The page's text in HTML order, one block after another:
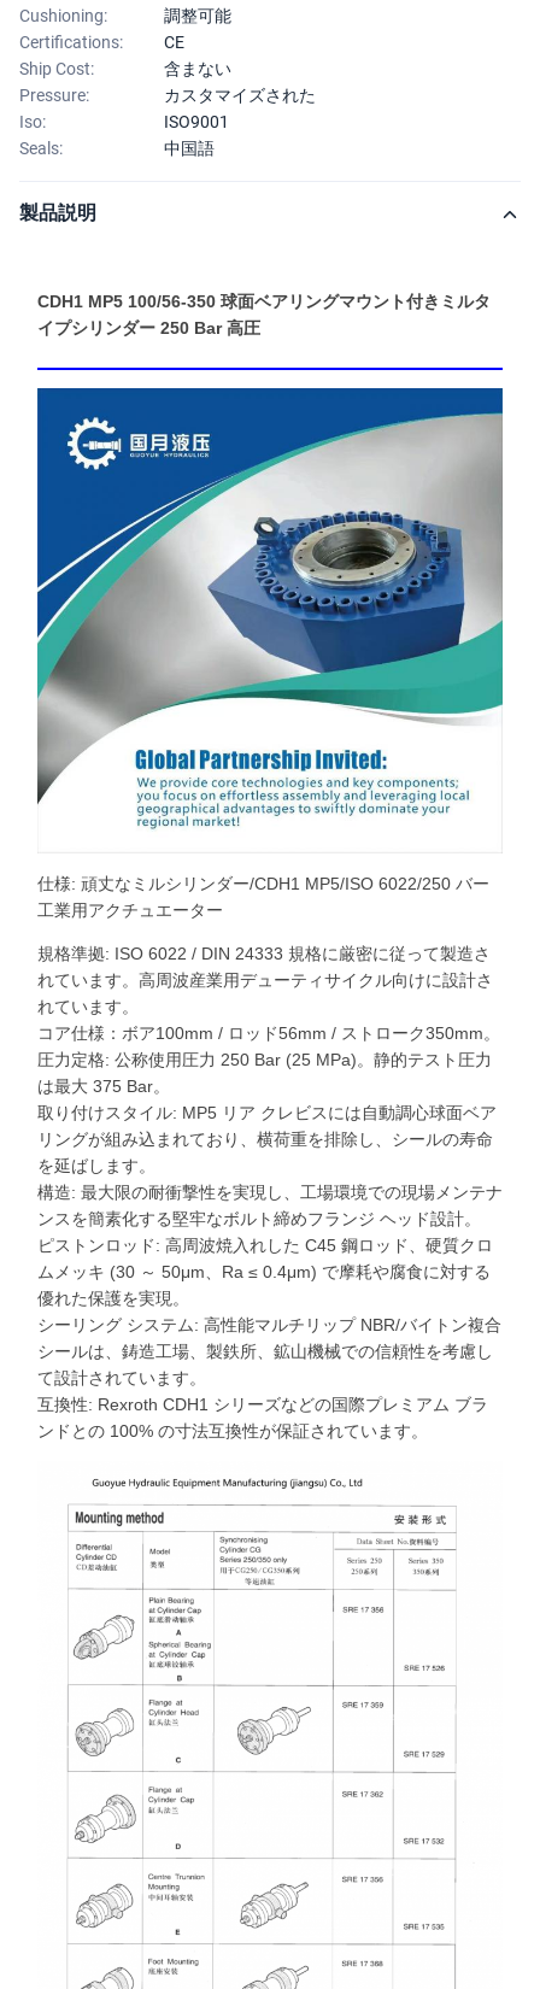
Cushioning:
調整可能
Certifications:
CE
Ship Cost:
含まない
Pressure:
カスタマイズされた
Iso:
ISO9001
Seals:
中国語
製品説明
CDH1 MP5 100/56-350 球面ベアリングマウント付きミルタ
イプシリンダー 250 Bar 高圧
仕様: 頑丈なミルシリンダー/CDH1 MP5/ISO 6022/250 バー
工業用アクチュエーター
規格準拠: ISO 6022 / DIN 24333 規格に厳密に従って製造さ
れています。高周波産業用デューティサイクル向けに設計さ
れています。
コア仕様：ボア100mm / ロッド56mm / ストローク350mm。
圧力定格: 公称使用圧力 250 Bar (25 MPa)。静的テスト圧力
は最大 375 Bar。
取り付けスタイル: MP5 リア クレビスには自動調心球面ベア
リングが組み込まれており、横荷重を排除し、シールの寿命
を延ばします。
構造: 最大限の耐衝撃性を実現し、工場環境での現場メンテナ
ンスを簡素化する堅牢なボルト締めフランジ ヘッド設計。
ピストンロッド: 高周波焼入れした C45 鋼ロッド、硬質クロ
ムメッキ (30 ～ 50μm、Ra ≤ 0.4μm) で摩耗や腐食に対する
優れた保護を実現。
シーリング システム: 高性能マルチリップ NBR/バイトン複合
シールは、鋳造工場、製鉄所、鉱山機械での信頼性を考慮し
て設計されています。
互換性: Rexroth CDH1 シリーズなどの国際プレミアム ブラ
ンドとの 100% の寸法互換性が保証されています。